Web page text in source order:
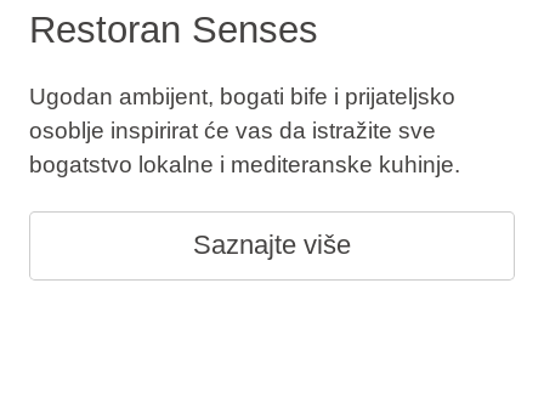
Restoran Senses
Ugodan ambijent, bogati bife i prijateljsko
osoblje inspirirat će vas da istražite sve
bogatstvo lokalne i mediteranske kuhinje.
Saznajte više